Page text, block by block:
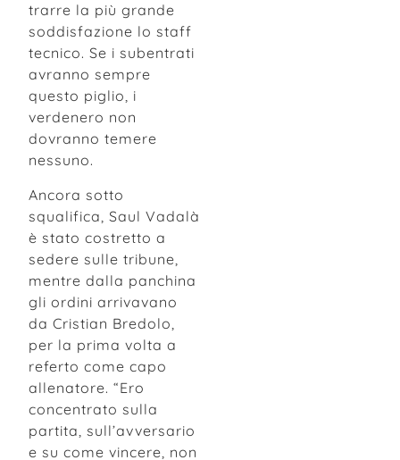
trarre la più grande
soddisfazione lo staff
tecnico. Se i subentrati
avranno sempre
questo piglio, i
verdenero non
dovranno temere
nessuno.
Ancora sotto
squalifica, Saul Vadalà
è stato costretto a
sedere sulle tribune,
mentre dalla panchina
gli ordini arrivavano
da Cristian Bredolo,
per la prima volta a
referto come capo
allenatore. “Ero
concentrato sulla
partita, sull’avversario
e su come vincere, non